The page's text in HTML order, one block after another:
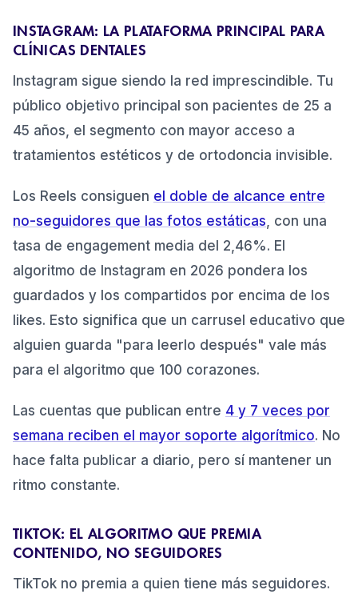
INSTAGRAM: LA PLATAFORMA PRINCIPAL PARA
CLÍNICAS DENTALES
Instagram sigue siendo la red imprescindible. Tu
público objetivo principal son pacientes de 25 a
45 años, el segmento con mayor acceso a
tratamientos estéticos y de ortodoncia invisible.
Los Reels consiguen el doble de alcance entre
no-seguidores que las fotos estáticas, con una
tasa de engagement media del 2,46%. El
algoritmo de Instagram en 2026 pondera los
guardados y los compartidos por encima de los
likes. Esto significa que un carrusel educativo que
alguien guarda "para leerlo después" vale más
para el algoritmo que 100 corazones.
Las cuentas que publican entre 4 y 7 veces por
semana reciben el mayor soporte algorítmico. No
hace falta publicar a diario, pero sí mantener un
ritmo constante.
TIKTOK: EL ALGORITMO QUE PREMIA
CONTENIDO, NO SEGUIDORES
TikTok no premia a quien tiene más seguidores.